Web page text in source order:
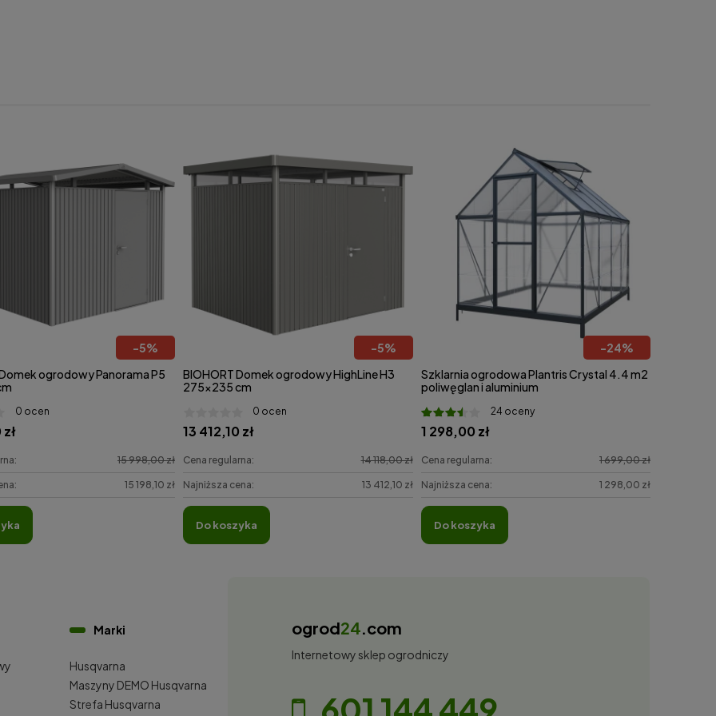
-5%
ogrodowy Panorama P5
0 ocen
15 998,00 zł
15 198,10 zł
-5%
BIOHORT Domek ogrodowy HighLine H3
275x235 cm
0 ocen
13 412,10 zł
Cena regularna: 14 118,00 zł
Najniższa cena: 13 412,10 zł
do koszyka
-24%
Szklarnia ogrodowa Plantris Crystal 4.4 m2
poliwęglan i aluminium
24 oceny
1 298,00 zł
Cena regularna: 1 699,00 zł
Najniższa cena: 1 298,00 zł
do koszyka
ogrod24.com
Internetowy sklep ogrodniczy
Marki
Husqvarna
Maszyny DEMO Husqvarna
Strefa Husqvarna